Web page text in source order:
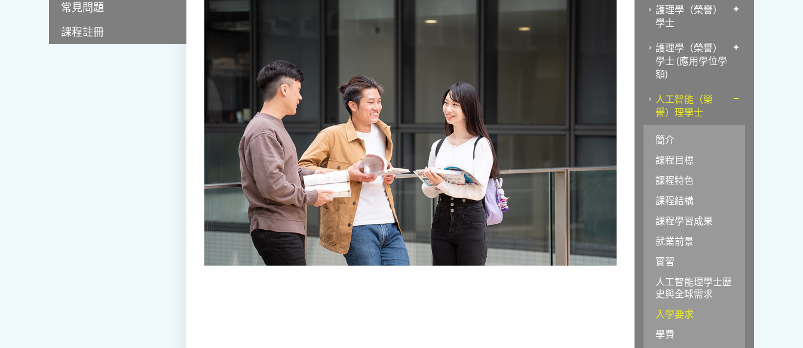
常見問題
課程註冊
護理學（榮譽）
學士
護理學（榮譽）
學士 (應用學位學
額)
人工智能（榮
譽）理學士
簡介
課程目標
課程特色
課程結構
課程學習成果
就業前景
實習
人工智能理學士歷
史與全球需求
入學要求
學費